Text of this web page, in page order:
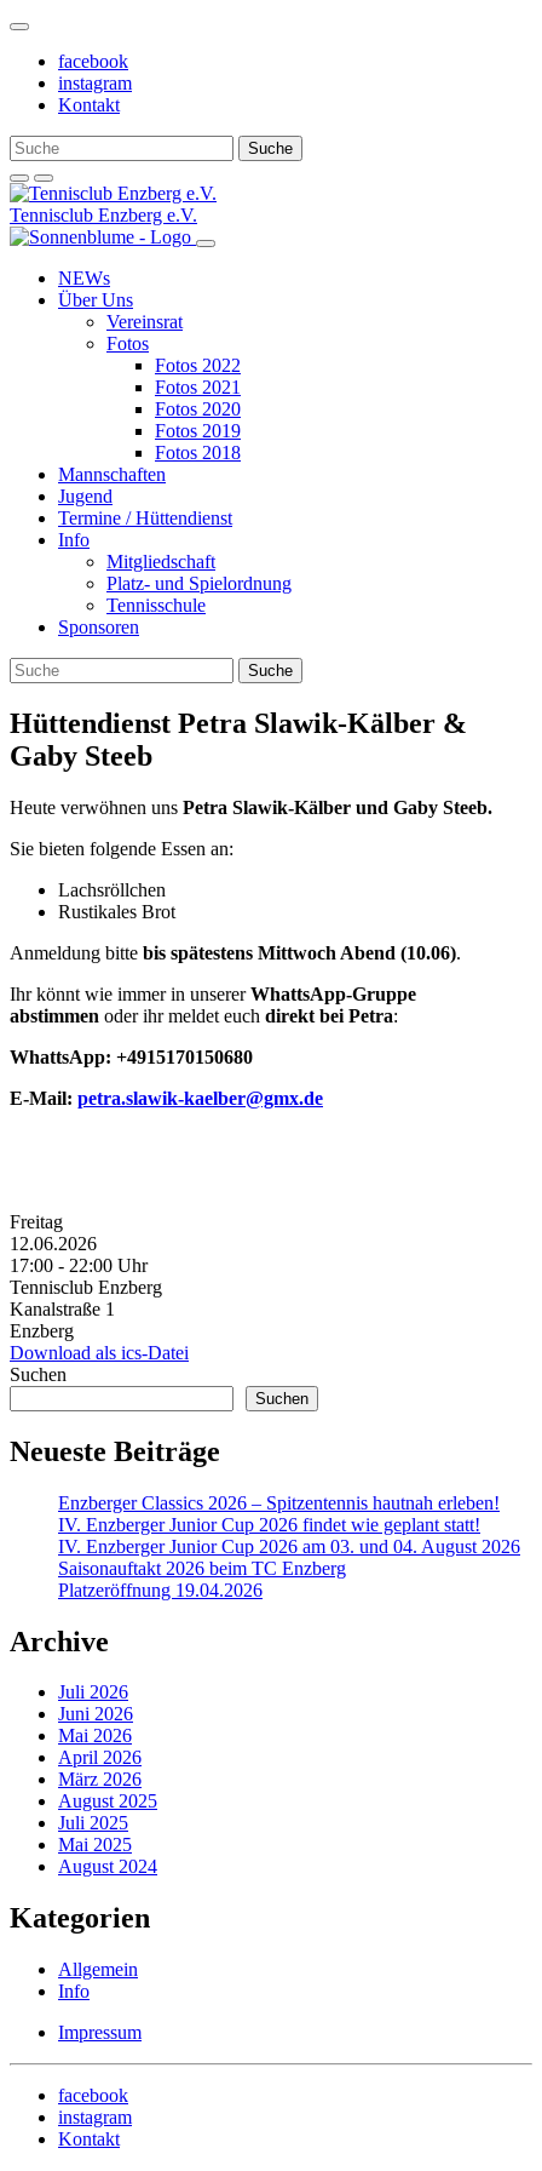
Weiter
Inhalt
facebook
instagram
Kontakt
Tennisclub Enzberg e.V.
NEWs
Über Uns
Vereinsrat
Fotos
Fotos 2022
Fotos 2021
Fotos 2020
Fotos 2019
Fotos 2018
Mannschaften
Jugend
Termine / Hüttendienst
Info
Mitgliedschaft
Platz- und Spielordnung
Tennisschule
Sponsoren
Hüttendienst Petra Slawik-Kälber &
Gaby Steeb
Heute verwöhnen uns Petra Slawik-Kälber und Gaby Steeb.
Sie bieten folgende Essen an:
Lachsröllchen
Rustikales Brot
Anmeldung bitte bis spätestens Mittwoch Abend (10.06).
Ihr könnt wie immer in unsererWhattsApp-Gruppe
abstimmen oder ihr meldet euch direkt bei Petra:
WhattsApp: +4915170150680
E-Mail: petra.slawik-kaelber@gmx.de
Freitag
12.06.2026
17:00 ‐ 22:00 Uhr
Tennisclub Enzberg
Kanalstraße 1
Enzberg
Download als ics-Datei
Suchen
Suchen
Neueste Beiträge
Enzberger Classics 2026 – Spitzentennis hautnah erleben!
IV. Enzberger Junior Cup 2026 findet wie geplant statt!
IV. Enzberger Junior Cup 2026 am 03. und 04. August 2026
Saisonauftakt 2026 beim TC Enzberg
Platzeröffnung 19.04.2026
Archive
Juli 2026
Juni 2026
Mai 2026
April 2026
März 2026
August 2025
Juli 2025
Mai 2025
August 2024
Kategorien
Allgemein
Info
Impressum
facebook
instagram
Kontakt